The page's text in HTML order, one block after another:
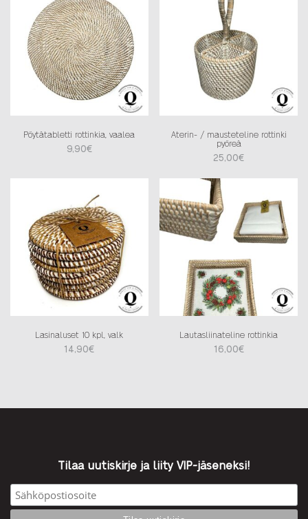
Pöytätabletti rottinkia, vaalea
9,90€
Aterin- / mausteteline rottinki
pyöreä
25,00€
Lasinaluset 10 kpl, valk
14,90€
Lautasliinateline rottinkia
16,00€
Tilaa uutiskirje ja liity VIP-jäseneksi!